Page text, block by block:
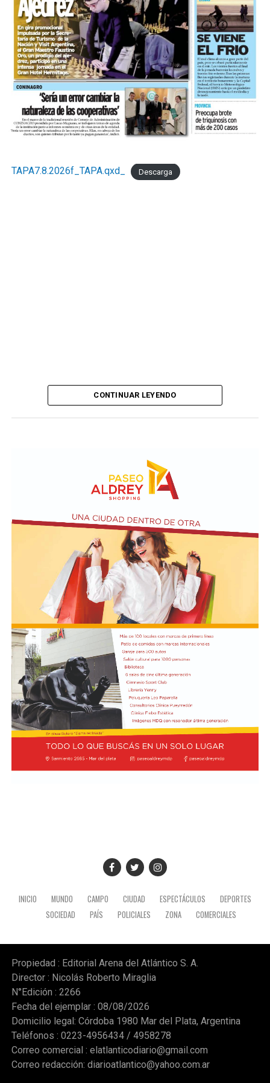
TAPA7.8.2026f_TAPA.qxd_ Descarga
CONTINUAR LEYENDO
INICIO MUNDO CAMPO CIUDAD ESPECTÁCULOS
DEPORTES
SOCIEDAD
PAÍS POLICIALES ZONA COMERCIALES
Propiedad : Editorial Arena del Atlántico S. A.
Director : Nicolás Roberto Miraglia
N°Edición : 2266
Fecha del ejemplar : 08/08/2026
Domicilio legal: Córdoba 1980 Mar del Plata, Argentina
Teléfonos : 0223-4956434 / 4958278
Correo comercial : elatlanticodiario@gmail.com
Correo redacción: diarioatlantico@yahoo.com.ar